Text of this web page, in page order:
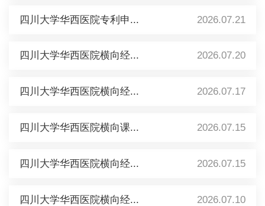
四川大学华西医院专利申... 2026.07.21
四川大学华西医院横向经... 2026.07.20
四川大学华西医院横向经... 2026.07.17
四川大学华西医院横向课... 2026.07.15
四川大学华西医院横向经... 2026.07.15
四川大学华西医院横向经... 2026.07.10